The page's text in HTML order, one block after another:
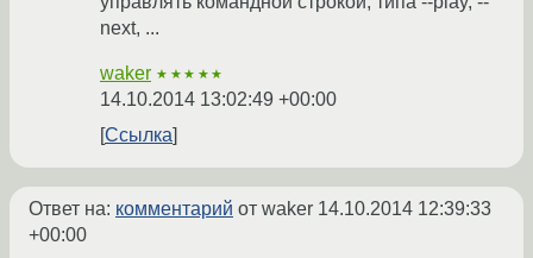
next, ...
waker ★★★★★
14.10.2014 13:02:49 +00:00
Ссылка
Ответ на: комментарий от waker 14.10.2014 12:39:33
+00:00